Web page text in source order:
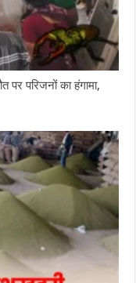
पर परिजनों का हंगामा,